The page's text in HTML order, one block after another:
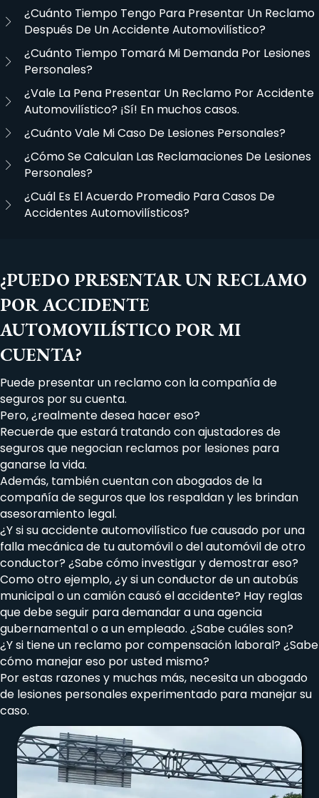
¿Cuánto Tiempo Tengo Para Presentar Un Reclamo
Después De Un Accidente Automovilístico?
¿Cuánto Tiempo Tomará Mi Demanda Por Lesiones
Personales?
¿Vale La Pena Presentar Un Reclamo Por Accidente
Automovilístico? ¡Sí! En muchos casos.
¿Cuánto Vale Mi Caso De Lesiones Personales?
¿Cómo Se Calculan Las Reclamaciones De Lesiones
Personales?
¿Cuál Es El Acuerdo Promedio Para Casos De
Accidentes Automovilísticos?
¿PUEDO PRESENTAR UN RECLAMO
POR ACCIDENTE
AUTOMOVILÍSTICO POR MI
CUENTA?
Puede presentar un reclamo con la compañía de
seguros por su cuenta.
Pero, ¿realmente desea hacer eso?
Recuerde que estará tratando con ajustadores de
seguros que negocian reclamos por lesiones para
ganarse la vida.
Además, también cuentan con abogados de la
compañía de seguros que los respaldan y les brindan
asesoramiento legal.
¿Y si su accidente automovilístico fue causado por una
falla mecánica de tu automóvil o del automóvil de otro
conductor? ¿Sabe cómo investigar y demostrar eso?
Como otro ejemplo, ¿y si un conductor de un autobús
municipal o un camión causó el accidente? Hay reglas
que debe seguir para demandar a una agencia
gubernamental o a un empleado. ¿Sabe cuáles son?
¿Y si tiene un reclamo por compensación laboral? ¿Sabe
cómo manejar eso por usted mismo?
Por estas razones y muchas más, necesita un abogado
de lesiones personales experimentado para manejar su
caso.